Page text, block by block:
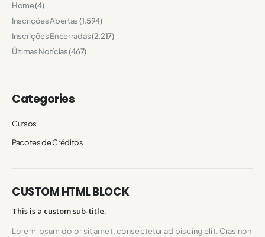
Home(4)
Inscrições Abertas(1.594)
Inscrições Encerradas(2.217)
Últimas Notícias(467)
Categories
Cursos
Pacotes de Créditos
CUSTOM HTML BLOCK
This is a custom sub-title.
Lorem ipsum dolor sit amet, consectetur adipiscing elit. Cras non